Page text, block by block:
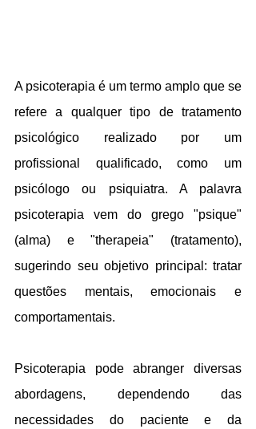
A psicoterapia é um termo amplo que se
refere a qualquer tipo de tratamento
psicológico realizado por um
profissional qualificado, como um
psicólogo ou psiquiatra. A palavra
psicoterapia vem do grego "psique"
(alma) e "therapeia" (tratamento),
sugerindo seu objetivo principal: tratar
questões mentais, emocionais e
comportamentais.
Psicoterapia pode abranger diversas
abordagens, dependendo das
necessidades do paciente e da